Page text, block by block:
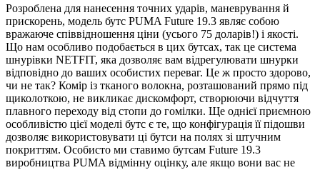
Розроблена для нанесення точних ударів, маневрування й
прискорень, модель бутс PUMA Future 19.3 являє собою
вражаюче співвідношення ціни (усього 75 доларів!) і якості.
Що нам особливо подобається в цих бутсах, так це система
шнурівки NETFIT, яка дозволяє вам відрегулювати шнурки
відповідно до ваших особистих переваг. Це ж просто здорово,
чи не так? Комір із тканого волокна, розташований прямо під
щиколоткою, не викликає дискомфорт, створюючи відчуття
плавного переходу від стопи до гомілки. Ще однієї приємною
особливістю цієї моделі бутс є те, що конфігурація її підошви
дозволяє використовувати ці бутси на полях зі штучним
покриттям. Особисто ми ставимо бутсам Future 19.3
виробництва PUMA відмінну оцінку, але якщо вони вас не